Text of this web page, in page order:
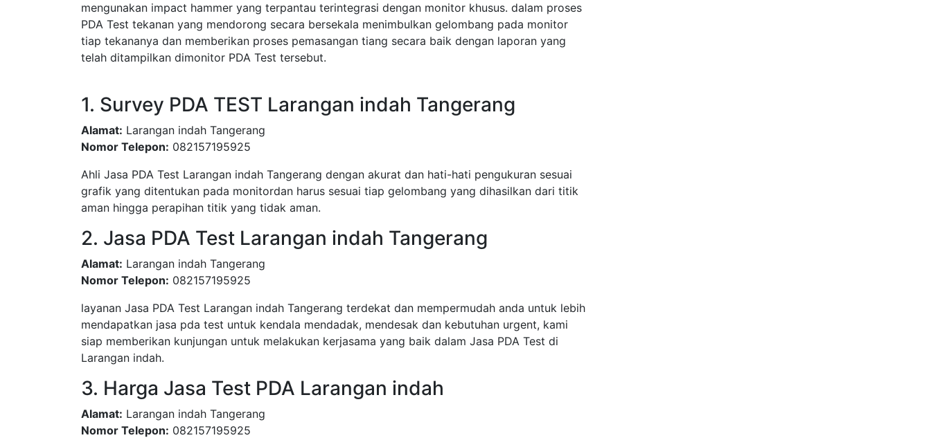
mengunakan impact hammer yang terpantau terintegrasi dengan monitor khusus. dalam proses
PDA Test tekanan yang mendorong secara bersekala menimbulkan gelombang pada monitor
tiap tekananya dan memberikan proses pemasangan tiang secara baik dengan laporan yang
telah ditampilkan dimonitor PDA Test tersebut.
1. Survey PDA TEST Larangan indah Tangerang
Alamat: Larangan indah Tangerang
Nomor Telepon: 082157195925
Ahli Jasa PDA Test Larangan indah Tangerang dengan akurat dan hati-hati pengukuran sesuai
grafik yang ditentukan pada monitordan harus sesuai tiap gelombang yang dihasilkan dari titik
aman hingga perapihan titik yang tidak aman.
2. Jasa PDA Test Larangan indah Tangerang
Alamat: Larangan indah Tangerang
Nomor Telepon: 082157195925
layanan Jasa PDA Test Larangan indah Tangerang terdekat dan mempermudah anda untuk lebih
mendapatkan jasa pda test untuk kendala mendadak, mendesak dan kebutuhan urgent, kami
siap memberikan kunjungan untuk melakukan kerjasama yang baik dalam Jasa PDA Test di
Larangan indah.
3. Harga Jasa Test PDA Larangan indah
Alamat: Larangan indah Tangerang
Nomor Telepon: 082157195925